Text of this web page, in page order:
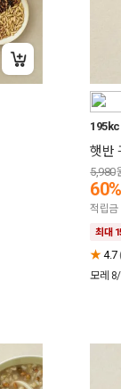
햇반
5,980
60%
적립금
최대
★4.7
모레